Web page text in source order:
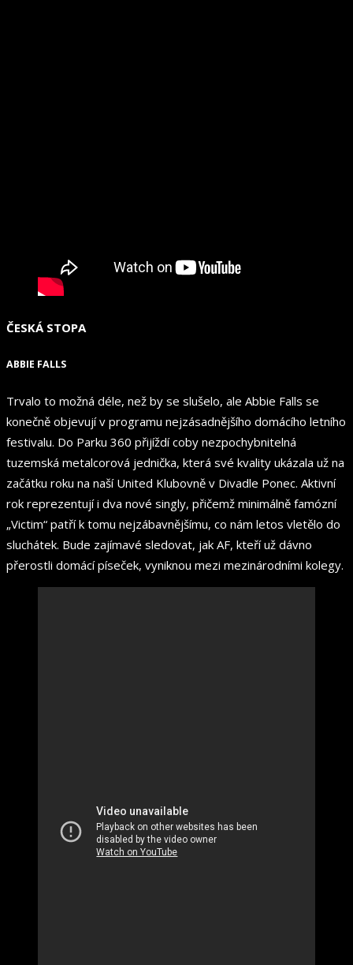
ČESKÁ STOPA
ABBIE FALLS
Trvalo to možná déle, než by se slušelo, ale Abbie Falls se
konečně objevují v programu nejzásadnějšího domácího letního
festivalu. Do Parku 360 přijíždí coby nezpochybnitelná
tuzemská metalcorová jednička, která své kvality ukázala už na
začátku roku na naší United Klubovně v Divadle Ponec. Aktivní
rok reprezentují i dva nové singly, přičemž minimálně famózní
„Victim“ patří k tomu nejzábavnějšímu, co nám letos vletělo do
sluchátek. Bude zajímavé sledovat, jak AF, kteří už dávno
přerostli domácí píseček, vyniknou mezi mezinárodními kolegy.